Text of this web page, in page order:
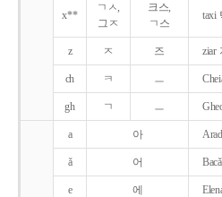
x**
ㄱㅅ,
그ㅈ
크스,
ㄱ스
taxi
z ㅈ 즈 ziar
ch ㅋ ㅡ
gh ㄱ ㅡ
a 아
ǎ 어
e 에